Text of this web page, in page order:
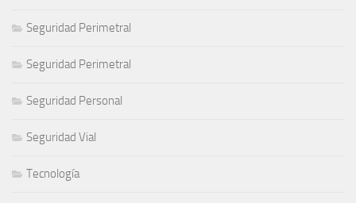
Seguridad Perimetral
Seguridad Perimetral
Seguridad Personal
Seguridad Vial
Tecnología